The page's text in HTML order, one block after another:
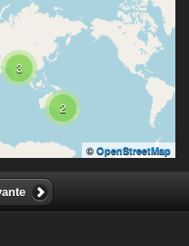
3
2
© OpenStreetMap